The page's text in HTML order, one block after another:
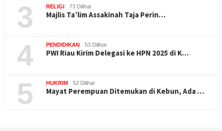
3 RELIGI 73 Dilihat
Majlis Ta’lim Assakinah Taja Perin…
4 PENDIDIKAN 53 Dilihat
PWI Riau Kirim Delegasi ke HPN 2025 di K…
5 HUKRIM 52 Dilihat
Mayat Perempuan Ditemukan di Kebun, Ada …